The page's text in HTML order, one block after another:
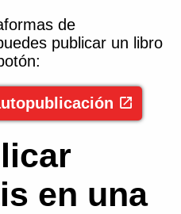
de
publicar un libro
en una